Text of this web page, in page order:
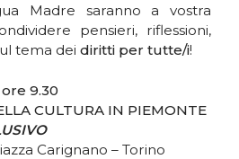
Madre saranno a vostra
pensieri, riflessioni,
tema deidiritti per tutte/i!
9.30
CULTURA IN PIEMONTE
Carignano – Torino